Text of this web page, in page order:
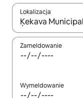
Lokalizacja
Gdy wyniki będą
Zameldowanie
Wymeldowanie